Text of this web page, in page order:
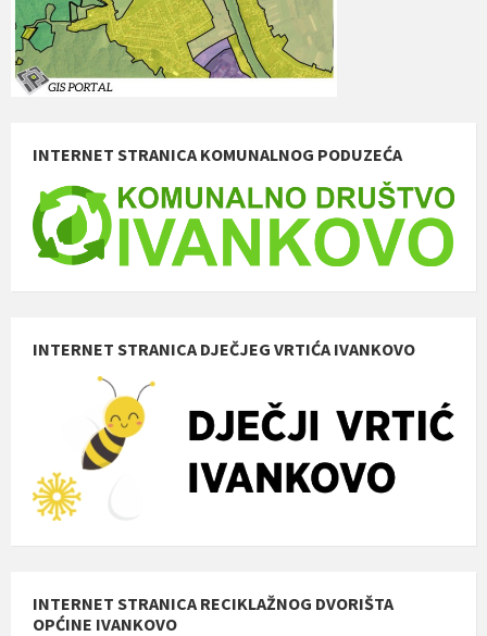
INTERNET STRANICA KOMUNALNOG PODUZEĆA
INTERNET STRANICA DJEČJEG VRTIĆA IVANKOVO
INTERNET STRANICA RECIKLAŽNOG DVORIŠTA
OPĆINE IVANKOVO